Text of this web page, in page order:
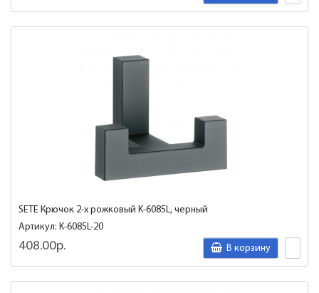
SETE Крючок 2-х рожковый K-6085L, черный
Артикул: K-6085L-20
408.00р. В корзину